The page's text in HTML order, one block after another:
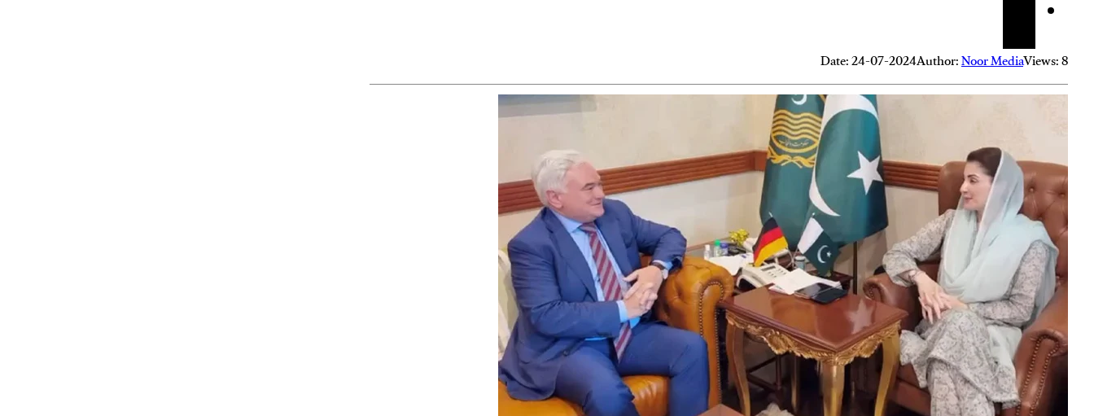
Date: 24-07-2024Author:Noor MediaViews: 8